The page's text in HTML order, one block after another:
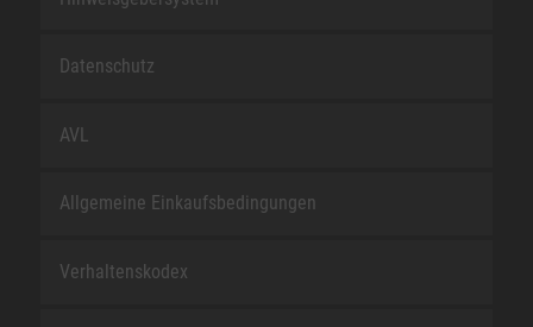
Datenschutz
AVL
Allgemeine Einkaufsbedingungen
Verhaltenskodex